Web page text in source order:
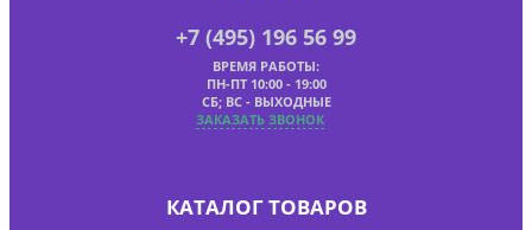
+7 (495) 196 56 99
ВРЕМЯ РАБОТЫ:
ПН-ПТ 10:00 - 19:00
СБ; ВС - ВЫХОДНЫЕ
ЗАКАЗАТЬ ЗВОНОК
КАТАЛОГ ТОВАРОВ